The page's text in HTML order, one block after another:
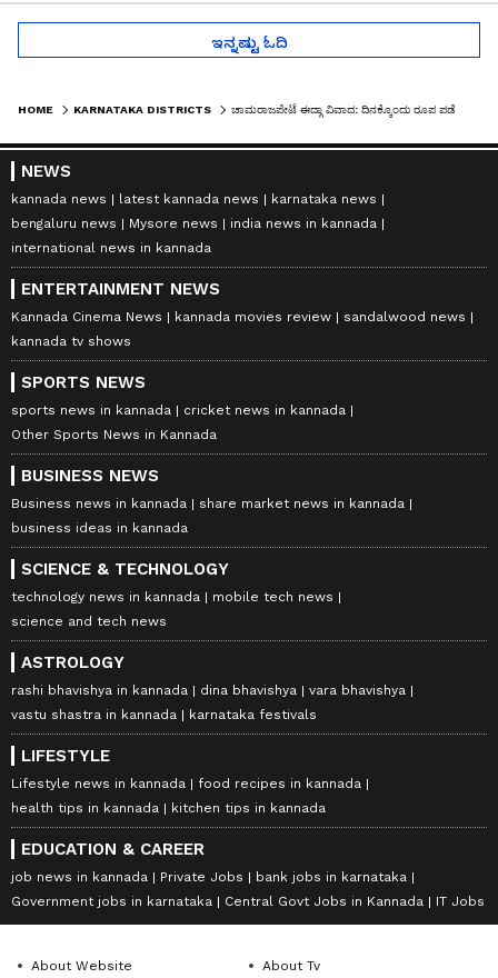
ಇನ್ನಷ್ಟು ಓದಿ
HOME KARNATAKA DISTRICTS
NEWS
kannada news latest kannada news
karnataka news
bengaluru news
Mysore news
india news in kannada
international news in kannada
ENTERTAINMENT NEWS
Kannada Cinema News kannada movies review
sandalwood news
kannada tv shows
SPORTS NEWS
sports news in kannada
cricket news in kannada
Other Sports News in Kannada
BUSINESS NEWS
Business news in kannada
share market news in kannada
business ideas in kannada
SCIENCE & TECHNOLOGY
technology news in kannada
mobile tech news
science and tech news
ASTROLOGY
rashi bhavishya in kannada dina bhavishya
vara bhavishya
vastu shastra in kannada
karnataka festivals
LIFESTYLE
Lifestyle news in kannada
food recipes in kannada
health tips in kannada
kitchen tips in kannada
EDUCATION & CAREER
job news in kannada Private Jobs
bank jobs in karnataka
Government jobs in karnataka
Central Govt Jobs in Kannada IT Jobs
About Website About Tv